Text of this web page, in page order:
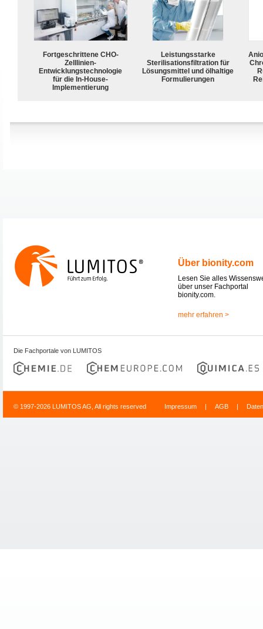
Fortgeschrittene CHO-
Zelllinien-
Entwicklungstechnologie
für die In-House-
Implementierung
Leistungsstarke
Sterilisationsfiltration für
Lösungsmittel und ölhaltige
Formulierungen
Über bionity.com
Lesen Sie alles
über unser Fachportal
bionity.com.
mehr erfahren >
Die Fachportale von LUMITOS
© 1997-2026 LUMITOS AG, All rights reserved Impressum | AGB |